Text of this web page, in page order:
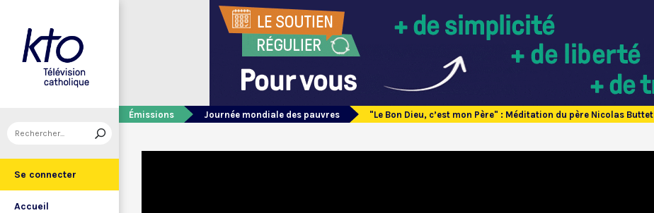
Se connecter
Accueil
Émissions Journée mondiale des pauvres "Le Bon Dieu, c’est mon Père" : Méditation du père Nicolas Buttet